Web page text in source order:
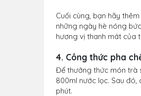
Cuối cùng, bạn hãy
những ngày hè nóng
hương vị thanh mát của
4. Công thức pha
Để thưởng thức món trà
800ml nước lọc. Sau
phút.